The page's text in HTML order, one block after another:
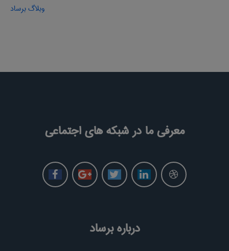
وبلاگ برساد
معرفی ما در شبکه های اجتماعی
درباره برساد